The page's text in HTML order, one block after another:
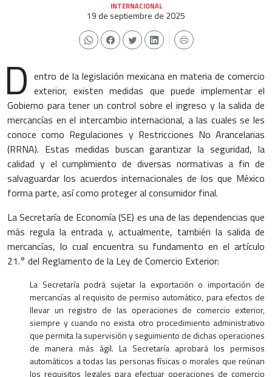
INTERNACIONAL
19 de septiembre de 2025
D entro de la legislación mexicana en materia de comercio
exterior, existen medidas que puede implementar el
Gobierno para tener un control sobre el ingreso y la salida de
mercancías en el intercambio internacional, a las cuales se les
conoce como Regulaciones y Restricciones No Arancelarias
(RRNA). Estas medidas buscan garantizar la seguridad, la
calidad y el cumplimiento de diversas normativas a fin de
salvaguardar los acuerdos internacionales de los que México
forma parte, así como proteger al consumidor final.
La Secretaría de Economía (SE) es una de las dependencias que
más regula la entrada y, actualmente, también la salida de
mercancías, lo cual encuentra su fundamento en el artículo
21.° del Reglamento de la Ley de Comercio Exterior:
La Secretaría podrá sujetar la exportación o importación de
mercancías al requisito de permiso automático, para efectos de
llevar un registro de las operaciones de comercio exterior,
siempre y cuando no exista otro procedimiento administrativo
que permita la supervisión y seguimiento de dichas operaciones
de manera más ágil. La Secretaría aprobará los permisos
automáticos a todas las personas físicas o morales que reúnan
los requisitos legales para efectuar operaciones de comercio